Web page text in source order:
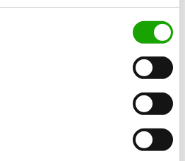
Sitz Niederlahnstein
Berg, Sitz
Details